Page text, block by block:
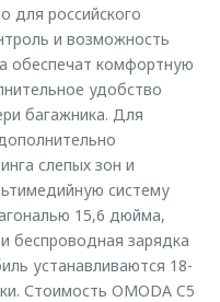
для российского
и возможность
обеспечат комфортную
удобство
багажника. Для
слепых зон и
систему
15,6 дюйма,
беспроводная зарядка
устанавливаются 18-
Стоимость OMODA C5